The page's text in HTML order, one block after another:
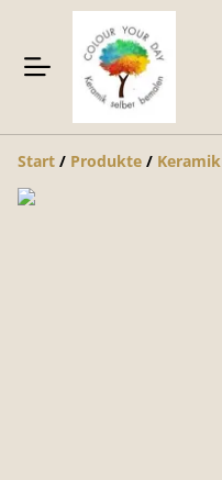
Start / Produkte / Keramik